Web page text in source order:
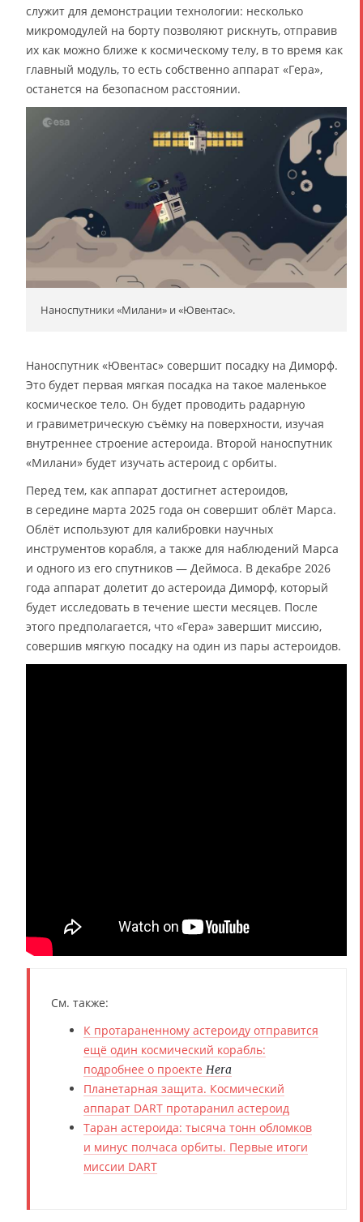
служит для демонстрации технологии: несколько
микромодулей на борту позволяют рискнуть, отправив
их как можно ближе к космическому телу, в то время как
главный модуль, то есть собственно аппарат «Гера»,
останется на безопасном расстоянии.
Наноспутники «Милани» и «Ювентас».
Наноспутник «Ювентас» совершит посадку на Диморф.
Это будет первая мягкая посадка на такое маленькое
космическое тело. Он будет проводить радарную
и гравиметрическую съёмку на поверхности, изучая
внутреннее строение астероида. Второй наноспутник
«Милани» будет изучать астероид с орбиты.
Перед тем, как аппарат достигнет астероидов,
в середине марта 2025 года он совершит облёт Марса.
Облёт используют для калибровки научных
инструментов корабля, а также для наблюдений Марса
и одного из его спутников — Деймоса. В декабре 2026
года аппарат долетит до астероида Диморф, который
будет исследовать в течение шести месяцев. После
этого предполагается, что «Гера» завершит миссию,
совершив мягкую посадку на один из пары астероидов.
См. также:
К протараненному астероиду отправится
ещё один космический корабль:
подробнее о проекте Hera
Планетарная защита. Космический
аппарат DART протаранил астероид
Таран астероида: тысяча тонн обломков
и минус полчаса орбиты. Первые итоги
миссии DART